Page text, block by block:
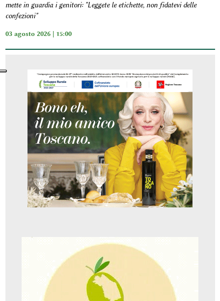
mette in guardia i genitori: "Leggete le etichette, non fidatevi delle
confezioni"
03 agosto 2026 | 15:00